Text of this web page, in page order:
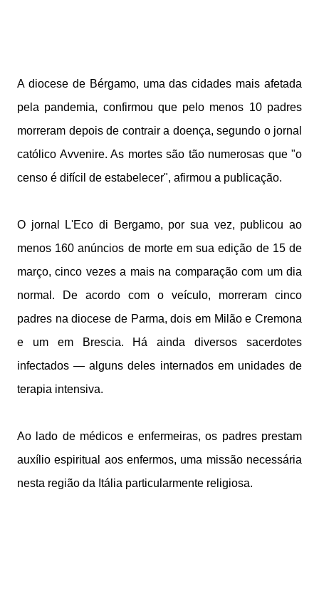
A diocese de Bérgamo, uma das cidades mais afetada
pela pandemia, confirmou que pelo menos 10 padres
morreram depois de contrair a doença, segundo o jornal
católico Avvenire. As mortes são tão numerosas que "o
censo é difícil de estabelecer", afirmou a publicação.
O jornal L'Eco di Bergamo, por sua vez, publicou ao
menos 160 anúncios de morte em sua edição de 15 de
março, cinco vezes a mais na comparação com um dia
normal. De acordo com o veículo, morreram cinco
padres na diocese de Parma, dois em Milão e Cremona
e um em Brescia. Há ainda diversos sacerdotes
infectados — alguns deles internados em unidades de
terapia intensiva.
Ao lado de médicos e enfermeiras, os padres prestam
auxílio espiritual aos enfermos, uma missão necessária
nesta região da Itália particularmente religiosa.